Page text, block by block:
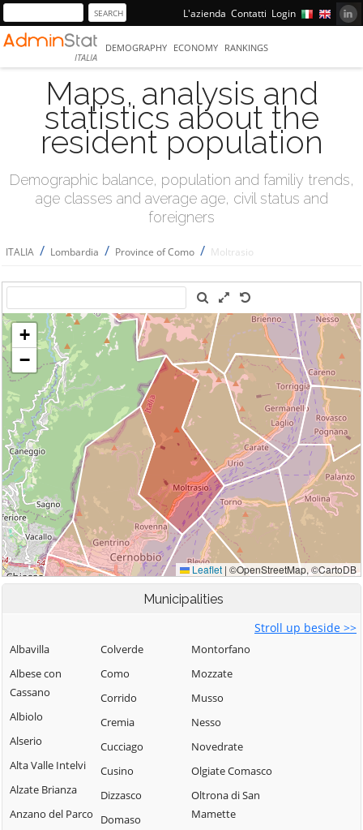
L'azienda Contatti Login
ITALIA
DEMOGRAPHY ECONOMY RANKINGS
Maps, analysis and
statistics about the
resident population
Demographic balance, population and familiy trends,
age classes and average age, civil status and
foreigners
ITALIA / Lombardia / Province of Como / Moltrasio
Municipalities
Stroll up beside >>
Albavilla
Albese con
Cassano
Albiolo
Alserio
Alta Valle Intelvi
Alzate Brianza
Anzano del Parco
Colverde
Como
Corrido
Cremia
Cucciago
Cusino
Dizzasco
Domaso
Montorfano
Mozzate
Musso
Nesso
Novedrate
Olgiate Comasco
Oltrona di San
Mamette